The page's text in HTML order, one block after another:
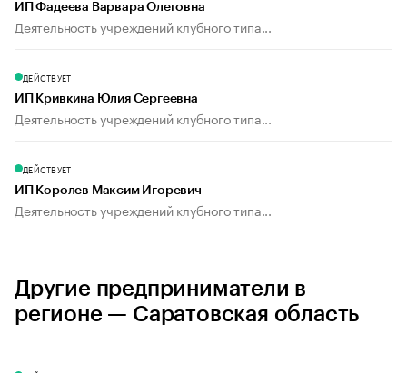
ИП Фадеева Варвара Олеговна
Деятельность учреждений клубного типа...
ДЕЙСТВУЕТ
ИП Кривкина Юлия Сергеевна
Деятельность учреждений клубного типа...
ДЕЙСТВУЕТ
ИП Королев Максим Игоревич
Деятельность учреждений клубного типа...
Другие предприниматели в
регионе — Саратовская область